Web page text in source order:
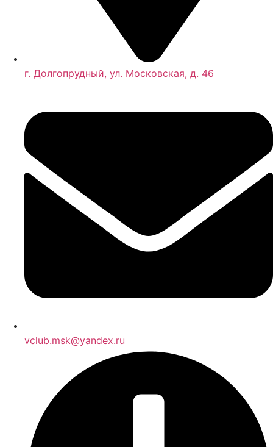
г. Долгопрудный, ул. Московская, д. 46
vclub.msk@yandex.ru